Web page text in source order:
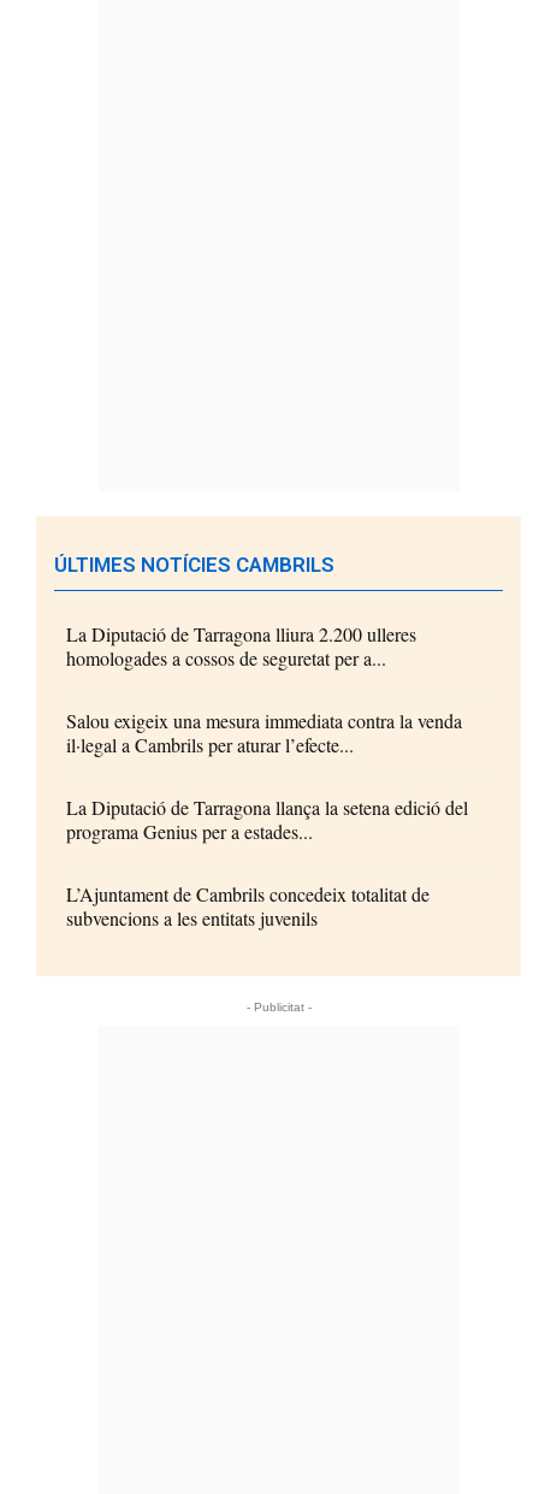
ÚLTIMES NOTÍCIES CAMBRILS
La Diputació de Tarragona lliura 2.200 ulleres
homologades a cossos de seguretat per a...
Salou exigeix una mesura immediata contra la venda
il·legal a Cambrils per aturar l’efecte...
La Diputació de Tarragona llança la setena edició del
programa Genius per a estades...
L’Ajuntament de Cambrils concedeix totalitat de
subvencions a les entitats juvenils
- Publicitat -